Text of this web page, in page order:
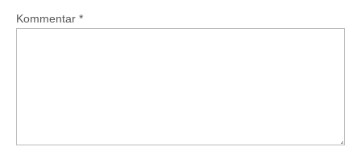
Kommentar *